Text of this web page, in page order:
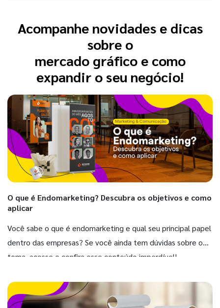
Acompanhe novidades e dicas
sobre o
mercado gráfico e como
expandir o seu negócio!
O que é Endomarketing? Descubra os objetivos e como
aplicar
Você sabe o que é endomarketing e qual seu principal papel
dentro das empresas? Se você ainda tem dúvidas sobre o
tema, acesse e confira esse conteúdo imperdível!